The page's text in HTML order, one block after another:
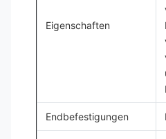
Eigenschaften
Endbefestigungen